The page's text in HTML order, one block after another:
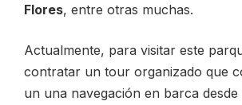
Flores, entre otras muchas.
Actualmente, para visitar este
contratar un tour organizado que
un una navegación en barca